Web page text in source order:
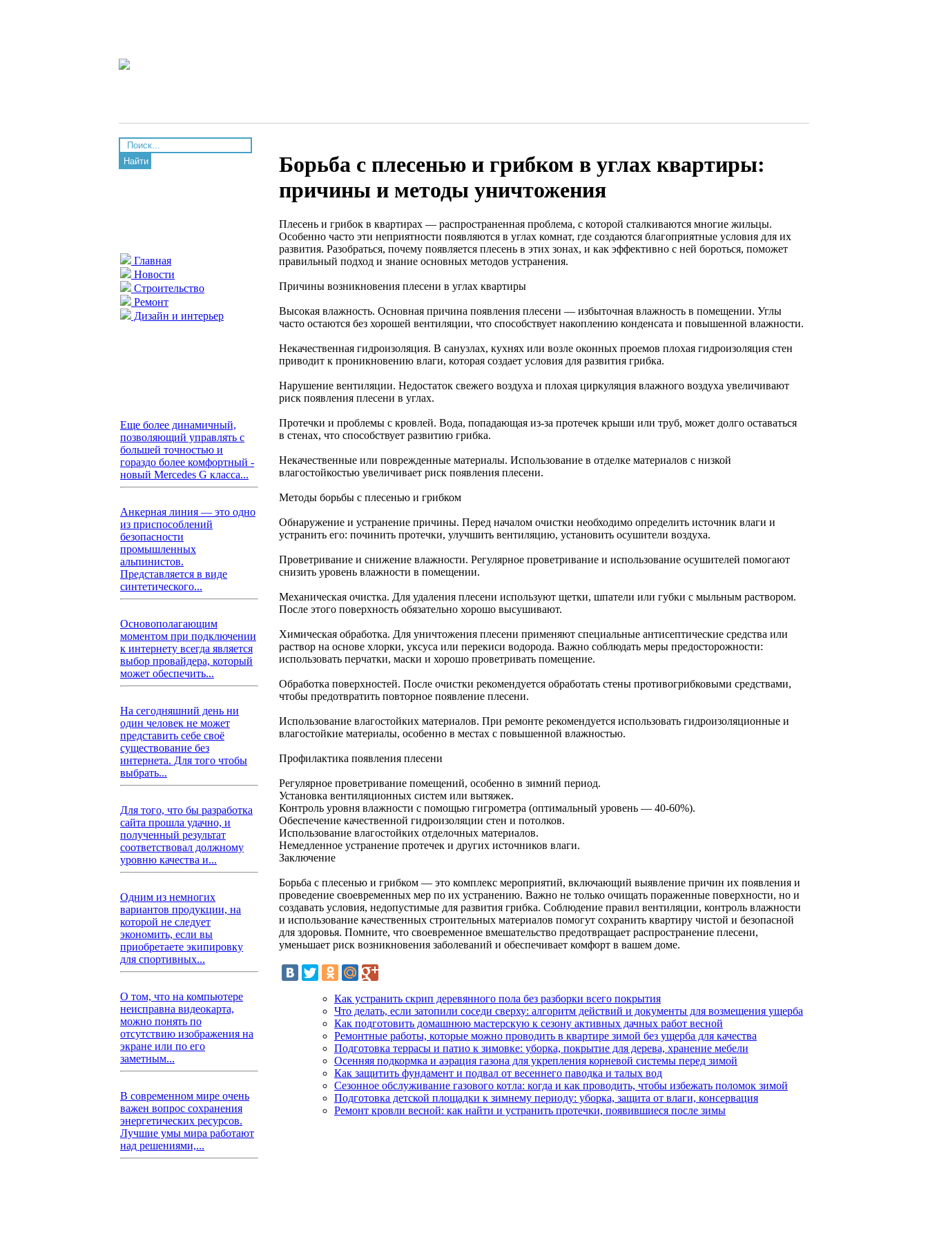
Найти
Главная
Новости
Строительство
Ремонт
Дизайн и интерьер
Еще более динамичный,
позволяющий управлять с
большей точностью и
гораздо более комфортный -
новый Mercedes G класса...
Анкерная линия — это одно
из приспособлений
безопасности
промышленных
альпинистов.
Представляется в виде
синтетического...
Основополагающим
моментом при подключении
к интернету всегда является
выбор провайдера, который
может обеспечить...
На сегодняшний день ни
один человек не может
представить себе своё
существование без
интернета. Для того чтобы
выбрать...
Для того, что бы разработка
сайта прошла удачно, и
полученный результат
соответствовал должному
уровню качества и...
Одним из немногих
вариантов продукции, на
которой не следует
экономить, если вы
приобретаете экипировку
для спортивных...
О том, что на компьютере
неисправна видеокарта,
можно понять по
отсутствию изображения на
экране или по его
заметным...
В современном мире очень
важен вопрос сохранения
энергетических ресурсов.
Лучшие умы мира работают
над решениями,...
Борьба с плесенью и грибком в углах квартиры:
причины и методы уничтожения
Плесень и грибок в квартирах — распространенная проблема, с которой сталкиваются многие жильцы.
Особенно часто эти неприятности появляются в углах комнат, где создаются благоприятные условия для их
развития. Разобраться, почему появляется плесень в этих зонах, и как эффективно с ней бороться, поможет
правильный подход и знание основных методов устранения.
Причины возникновения плесени в углах квартиры
Высокая влажность. Основная причина появления плесени — избыточная влажность в помещении. Углы
часто остаются без хорошей вентиляции, что способствует накоплению конденсата и повышенной влажности.
Некачественная гидроизоляция. В санузлах, кухнях или возле оконных проемов плохая гидроизоляция стен
приводит к проникновению влаги, которая создает условия для развития грибка.
Нарушение вентиляции. Недостаток свежего воздуха и плохая циркуляция влажного воздуха увеличивают
риск появления плесени в углах.
Протечки и проблемы с кровлей. Вода, попадающая из-за протечек крыши или труб, может долго оставаться
в стенах, что способствует развитию грибка.
Некачественные или поврежденные материалы. Использование в отделке материалов с низкой
влагостойкостью увеличивает риск появления плесени.
Методы борьбы с плесенью и грибком
Обнаружение и устранение причины. Перед началом очистки необходимо определить источник влаги и
устранить его: починить протечки, улучшить вентиляцию, установить осушители воздуха.
Проветривание и снижение влажности. Регулярное проветривание и использование осушителей помогают
снизить уровень влажности в помещении.
Механическая очистка. Для удаления плесени используют щетки, шпатели или губки с мыльным раствором.
После этого поверхность обязательно хорошо высушивают.
Химическая обработка. Для уничтожения плесени применяют специальные антисептические средства или
раствор на основе хлорки, уксуса или перекиси водорода. Важно соблюдать меры предосторожности:
использовать перчатки, маски и хорошо проветривать помещение.
Обработка поверхностей. После очистки рекомендуется обработать стены противогрибковыми средствами,
чтобы предотвратить повторное появление плесени.
Использование влагостойких материалов. При ремонте рекомендуется использовать гидроизоляционные и
влагостойкие материалы, особенно в местах с повышенной влажностью.
Профилактика появления плесени
Регулярное проветривание помещений, особенно в зимний период.
Установка вентиляционных систем или вытяжек.
Контроль уровня влажности с помощью гигрометра (оптимальный уровень — 40-60%).
Обеспечение качественной гидроизоляции стен и потолков.
Использование влагостойких отделочных материалов.
Немедленное устранение протечек и других источников влаги.
Заключение
Борьба с плесенью и грибком — это комплекс мероприятий, включающий выявление причин их появления и
проведение своевременных мер по их устранению. Важно не только очищать пораженные поверхности, но и
создавать условия, недопустимые для развития грибка. Соблюдение правил вентиляции, контроль влажности
и использование качественных строительных материалов помогут сохранить квартиру чистой и безопасной
для здоровья. Помните, что своевременное вмешательство предотвращает распространение плесени,
уменьшает риск возникновения заболеваний и обеспечивает комфорт в вашем доме.
Как устранить скрип деревянного пола без разборки всего покрытия
Что делать, если затопили соседи сверху: алгоритм действий и документы для возмещения ущерба
Как подготовить домашнюю мастерскую к сезону активных дачных работ весной
Ремонтные работы, которые можно проводить в квартире зимой без ущерба для качества
Подготовка террасы и патио к зимовке: уборка, покрытие для дерева, хранение мебели
Осенняя подкормка и аэрация газона для укрепления корневой системы перед зимой
Как защитить фундамент и подвал от весеннего паводка и талых вод
Сезонное обслуживание газового котла: когда и как проводить, чтобы избежать поломок зимой
Подготовка детской площадки к зимнему периоду: уборка, защита от влаги, консервация
Ремонт кровли весной: как найти и устранить протечки, появившиеся после зимы